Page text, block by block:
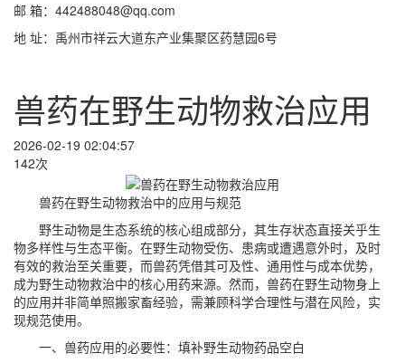
邮 箱：442488048@qq.com
地 址：禹州市祥云大道东产业集聚区药慧园6号
兽药在野生动物救治应用
2026-02-19 02:04:57
142次
兽药在野生动物救治中的应用与规范
野生动物是生态系统的核心组成部分，其生存状态直接关乎生
物多样性与生态平衡。在野生动物受伤、患病或遭遇意外时，及时
有效的救治至关重要，而兽药凭借其可及性、通用性与成本优势，
成为野生动物救治中的核心用药来源。然而，兽药在野生动物身上
的应用并非简单照搬家畜经验，需兼顾科学合理性与潜在风险，实
现规范使用。
一、兽药应用的必要性：填补野生动物药品空白